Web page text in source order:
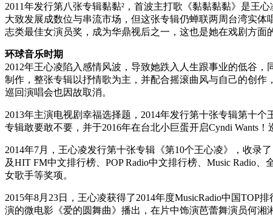
2011年发行第八张专辑黏黏²，首波主打歌《黏黏黏黏》是王
大致发展成数位与串流市场，但这张专辑仍蝉联两周台湾实
志类最佳女演员奖，成为华鼎视后之一，这也是她在戏剧方面
环球音乐时期
2012年王心凌陷入感情风波，导致她跌入人生跟事业的低谷
制作，整张专辑以抒情歌为主，并配合摇滚曲风与自己的创
巡回演唱会也因故取消。
2013年主演电视剧幸福选择题，2014年发行第十张专辑第十
专辑敢要敢不要，并于2016年在台北小巨蛋开启Cyndi Wants
2014年7月，王心凌发行第十张专辑《第10个王心凌》，收录
及HIT FM中文排行榜、POP Radio中文排行榜、Music Radio
女歌手等奖项。
2015年8月23日，王心凌获得了2014年度MusicRadio中国
演的微电影《爱的圆舞曲》播出，在片中饰演芭蕾舞演员何